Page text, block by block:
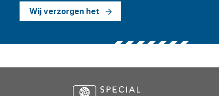
Wij verzorgen het